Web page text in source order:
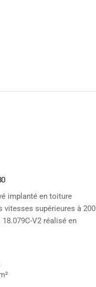
implanté en toiture
vitesses supérieures à 200
V2 réalisé en